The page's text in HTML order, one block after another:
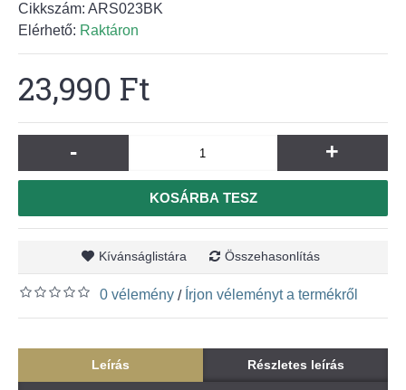
Cikkszám: ARS023BK
Elérhető: Raktáron
23,990 Ft
- +
KOSÁRBA TESZ
Kívánságlistára Összehasonlítás
0 vélemény / Írjon véleményt a termékről
Leírás Részletes leírás